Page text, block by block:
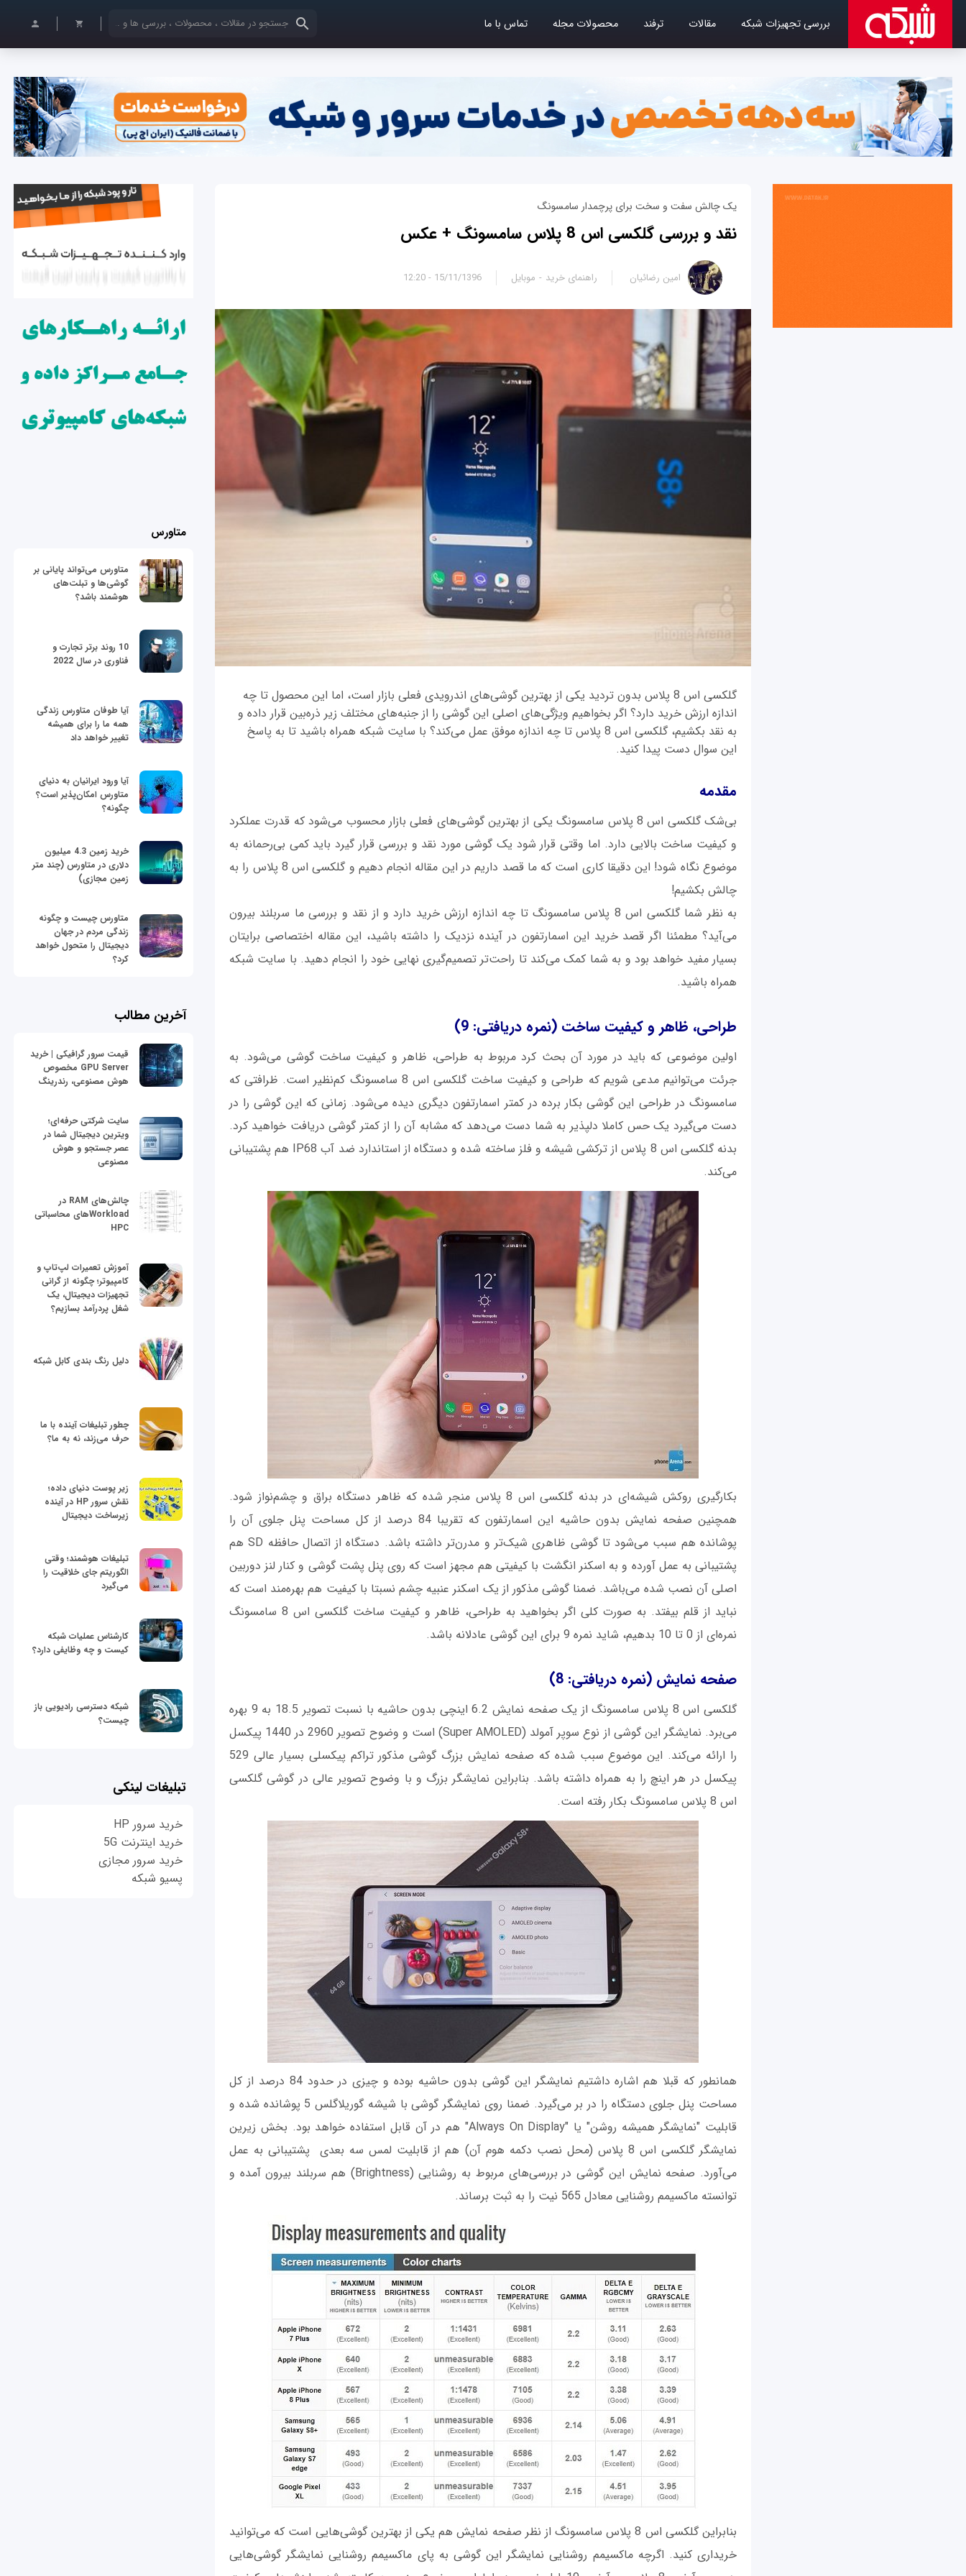
بررسی تجهیزات شبکه مقالات ترفند محصولات مجله تماس با ما کلمات کلیدی خود را وارد کنید
یک چالش سفت و سخت برای پرچمدار سامسونگ
نقد و بررسی گلکسی اس 8 پلاس سامسونگ + عکس
15/11/1396 - 12:20 امین رضائیان راهنمای خرید موبایل
گلکسی اس 8 پلاس بدون تردید یکی از بهترین گوشی‌های اندرویدی فعلی بازار است، اما این محصول تا چه
اندازه ارزش خرید دارد؟ اگر بخواهیم ویژگی‌های اصلی این گوشی را از جنبه‌های مختلف زیر ذره‌بین قرار داده و
به نقد بکشیم، گلکسی اس 8 پلاس تا چه اندازه موفق عمل می‌کند؟ با سایت شبکه همراه باشید تا به پاسخ
این سوال دست پیدا کنید.
مقدمه
بی‌شک گلکسی اس 8 پلاس سامسونگ یکی از بهترین گوشی‌های فعلی بازار محسوب می‌شود که قدرت عملکرد
و کیفیت ساخت بالایی دارد. اما وقتی قرار شود یک گوشی مورد نقد و بررسی قرار گیرد باید کمی بی‌رحمانه به
موضوع نگاه شود! این دقیقا کاری است که ما قصد داریم در این مقاله انجام دهیم و گلکسی اس 8 پلاس را به
چالش بکشیم!
به نظر شما گلکسی اس 8 پلاس سامسونگ تا چه اندازه ارزش خرید دارد و از نقد و بررسی ما سربلند بیرون
می‌آید؟ مطمئنا اگر قصد خرید این اسمارتفون در آینده نزدیک را داشته باشید، این مقاله اختصاصی برایتان
بسیار مفید خواهد بود و به شما کمک می‌کند تا راحت‌تر تصمیم‌گیری نهایی خود را انجام دهید. با سایت شبکه
همراه باشید.
طراحی، ظاهر و کیفیت ساخت (نمره دریافتی: 9)
اولین موضوعی که باید در مورد آن بحث کرد مربوط به طراحی، ظاهر و کیفیت ساخت گوشی می‌شود. به
جرئت می‌توانیم مدعی شویم که طراحی و کیفیت ساخت گلکسی اس 8 سامسونگ کم‌نظیر است. ظرافتی که
سامسونگ در طراحی این گوشی بکار برده در کمتر اسمارتفون دیگری دیده می‌شود. زمانی که این گوشی را در
دست می‌گیرد یک حس کاملا دلپذیر به شما دست می‌دهد که مشابه آن را از کمتر گوشی دریافت خواهید کرد.
بدنه گلکسی اس 8 پلاس از ترکشی شیشه و فلز ساخته شده و دستگاه از استاندارد ضد آب IP68 هم پشتیبانی
می‌کند.
بکارگیری روکش شیشه‌ای در بدنه گلکسی اس 8 پلاس منجر شده که ظاهر دستگاه براق و چشم‌نواز شود.
همچنین صفحه نمایش بدون حاشیه این اسمارتفون که تقریبا 84 درصد از کل مساحت پنل جلوی آن را
پوشانده هم سبب می‌شود تا گوشی ظاهری شیک‌تر و مدرن‌تر داشته باشد. دستگاه از اتصال حافظه SD هم
پشتیبانی به عمل آورده و به اسکنر انگشت با کیفیتی هم مجهز است که روی پنل پشت گوشی و کنار لنز دوربین
اصلی آن نصب شده می‌باشد. ضمنا گوشی مذکور از یک اسکنر عنبیه چشم نسبتا با کیفیت هم بهره‌مند است که
نباید از قلم بیفتد. به صورت کلی اگر بخواهید به طراحی، ظاهر و کیفیت ساخت گلکسی اس 8 سامسونگ
نمره‌ای از 0 تا 10 بدهیم، شاید نمره 9 برای این گوشی عادلانه باشد.
صفحه نمایش (نمره دریافتی: 8)
گلکسی اس 8 پلاس سامسونگ از یک صفحه نمایش 6.2 اینچی بدون حاشیه با نسبت تصویر 18.5 به 9 بهره
می‌برد. نمایشگر این گوشی از نوع سوپر آمولد (Super AMOLED) است و وضوح تصویر 2960 در 1440 پیکسل
را ارائه می‌کند. این موضوع سبب شده که صفحه نمایش بزرگ گوشی مذکور تراکم پیکسلی بسیار عالی 529
پیکسل در هر اینچ را به همراه داشته باشد. بنابراین نمایشگر بزرگ و با وضوح تصویر عالی در گوشی گلکسی
اس 8 پلاس سامسونگ بکار رفته است.
همانطور که قبلا هم اشاره داشتیم نمایشگر این گوشی بدون حاشیه بوده و چیزی در حدود 84 درصد از کل
مساحت پنل جلوی دستگاه را در بر می‌گیرد. ضمنا روی نمایشگر گوشی با شیشه گوریلاگلس 5 پوشانده شده و
قابلیت "نمایشگر همیشه روشن" یا "Always On Display" هم در آن قابل استفاده خواهد بود. بخش زیرین
نمایشگر گلکسی اس 8 پلاس (محل نصب دکمه هوم آن) هم از قابلیت لمس سه بعدی پشتیبانی به عمل
می‌آورد. صفحه نمایش این گوشی در بررسی‌های مربوط به روشنایی (Brightness) هم سربلند بیرون آمده و
توانسته ماکسیمم روشنایی معادل 565 نیت را به ثبت برساند.
بنابراین گلکسی اس 8 پلاس سامسونگ از نظر صفحه نمایش هم یکی از بهترین گوشی‌هایی است که می‌توانید
خریداری کنید. اگرچه ماکسیمم روشنایی نمایشگر این گوشی به پای ماکسیمم روشنایی نمایشگر گوشی‌هایی
متاورس
متاورس می‌تواند پایانی بر
گوشی‌ها و تبلت‌های
هوشمند باشد؟
10 روند برتر تجارت و
فناوری در سال 2022
آیا طوفان متاورس زندگی
همه ما را برای همیشه
تغییر خواهد داد
آیا ورود ایرانیان به دنیای
متاورس امکان‌پذیر است؟
چگونه؟
خرید زمین 4.3 میلیون
دلاری در متاورس (چند متر
زمین مجازی)
متاورس چیست و چگونه
زندگی مردم در جهان
دیجیتال را متحول خواهد
کرد؟
آخرین مطالب
قیمت سرور گرافیکی | خرید
GPU Server مخصوص
هوش مصنوعی، رندرینگ
سایت شرکتی حرفه‌ای؛
ویترین دیجیتال شما در
عصر جستجو و هوش
مصنوعی
چالش‌های RAM در
Workloadهای محاسباتی
HPC
آموزش تعمیرات لپ‌تاپ و
کامپیوتر؛ چگونه از گرانی
تجهیزات دیجیتال، یک
شغل پردرآمد بسازیم؟
دلیل رنگ بندی کابل شبکه
چطور تبلیغات آینده با ما
حرف می‌زند، نه به ما؟
زیر پوست دنیای داده؛
نقش سرور HP در آینده
زیرساخت دیجیتال
تبلیغات هوشمند؛ وقتی
الگوریتم جای خلاقیت را
می‌گیرد
کارشناس عملیات شبکه
کیست و چه وظایفی دارد؟
شبکه دسترسی رادیویی باز
چیست؟
تبلیغات لینکی
خرید سرور HP
خرید اینترنت 5G
خرید سرور مجازی
پسیو شبکه